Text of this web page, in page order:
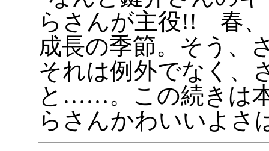
らさんが主役!! 春
成長の季節。そう、
それは例外でなく、
と……。この続きは
らさんかわいいよさ